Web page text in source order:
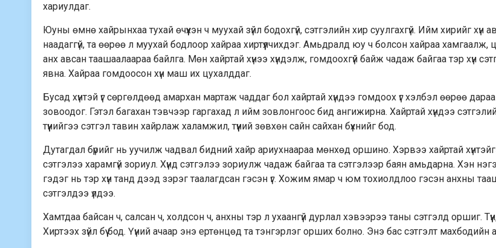
хариулдаг.
Юуны өмнө хайрынхаа тухай өчүүхэн ч муухай зүйл бодохгүй, сэтгэлийн хир суулгахгүй. Ийм хирийг хүн
наадаггүй, та өөрөө л муухай бодлоор хайраа хиртүүлчихдэг. Амьдралд юу ч болсон хайраа хамгаалж,
анх авсан таашаалаараа байлга. Мөн хайртай хүнээ хүндэлж, гомдоохгүй байж чадаж байгаа тэр хүн
явна. Хайраа гомдоосон хүн маш их цухалддаг.
Бусад хүнтэй үг сөргөлдөөд амархан мартаж чаддаг бол хайртай хүндээ гомдоох үг хэлбэл өөрөө
зовоодог. Гэтэл багахан тэвчээр гаргахад л ийм зовлонгоос бид ангижирна. Хайртай хүндээ
түүнийгээ сэтгэл тавин хайрлаж халамжил, түүний зөвхөн сайн сайхан бүхнийг бод.
Дутагдал бүрийг нь уучилж чадвал бидний хайр ариухнаараа мөнхөд оршино. Хэрвээ хайртай
сэтгэлээ харамгүй зориул. Хүнд сэтгэлээ зориулж чадаж байгаа та сэтгэлээр баян амьдарна. Хэн
гэдэг нь тэр хүн танд дээд зэрэг таалагдсан гэсэн үг. Хожим ямар ч юм тохиолдлоо гэсэн анхны
сэтгэлдээ үлдээ.
Хамтдаа байсан ч, салсан ч, холдсон ч, анхны тэр л ухаангүй дурлал хэвээрээ таны сэтгэлд оршиг. Түүнд
Хиртээх зүйл бүү бод. Үүний ачаар энэ ертөнцөд та тэнгэрлэг орших болно. Энэ бас сэтгэлт